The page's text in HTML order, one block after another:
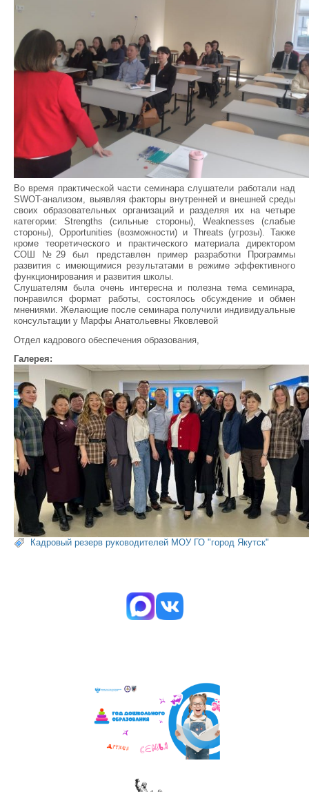
Во время практической части семинара слушатели работали над
SWOT-анализом, выявляя факторы внутренней и внешней среды
своих образовательных организаций и разделяя их на четыре
категории: Strengths (сильные стороны), Weaknesses (слабые
стороны), Opportunities (возможности) и Threats (угрозы). Также
кроме теоретического и практического материала директором
СОШ №29 был представлен пример разработки Программы
развития с имеющимися результатами в режиме эффективного
функционирования и развития школы.
Слушателям была очень интересна и полезна тема семинара,
понравился формат работы, состоялось обсуждение и обмен
мнениями. Желающие после семинара получили индивидуальные
консультации у Марфы Анатольевны Яковлевой
Отдел кадрового обеспечения образования,
Галерея:
Кадровый резерв руководителей МОУ ГО "город Якутск"